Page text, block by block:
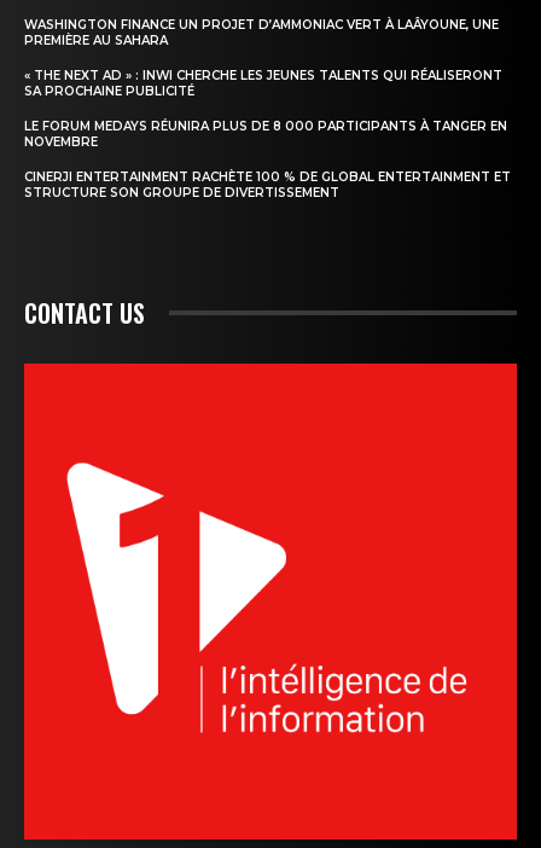
WASHINGTON FINANCE UN PROJET D’AMMONIAC VERT À LAÂYOUNE, UNE
PREMIÈRE AU SAHARA
« THE NEXT AD » : INWI CHERCHE LES JEUNES TALENTS QUI RÉALISERONT
SA PROCHAINE PUBLICITÉ
LE FORUM MEDAYS RÉUNIRA PLUS DE 8 000 PARTICIPANTS À TANGER EN
NOVEMBRE
CINERJI ENTERTAINMENT RACHÈTE 100 % DE GLOBAL ENTERTAINMENT ET
STRUCTURE SON GROUPE DE DIVERTISSEMENT
CONTACT US